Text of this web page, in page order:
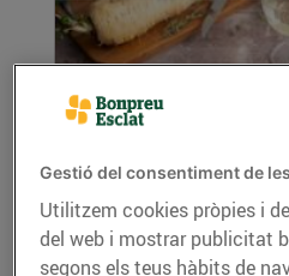
Pollastre rostit a la
Gestió del consentiment de
Utilitzem cookies pròpies i
del web i mostrar publicitat
segons els teus hàbits de